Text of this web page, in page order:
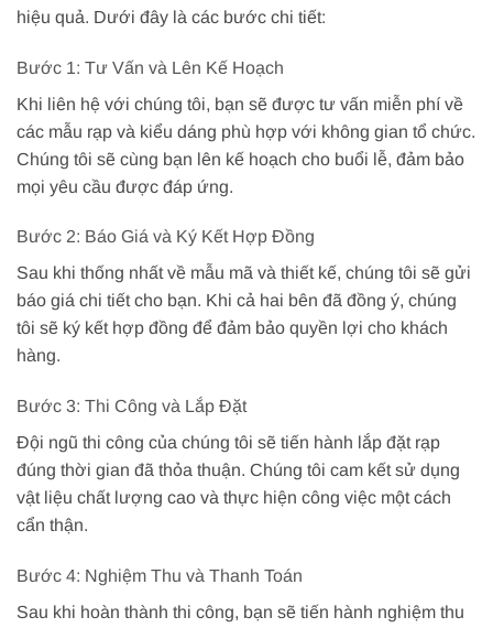
hiệu quả. Dưới đây là các bước chi tiết:
Bước 1: Tư Vấn và Lên Kế Hoạch
Khi liên hệ với chúng tôi, bạn sẽ được tư vấn miễn phí về
các mẫu rạp và kiểu dáng phù hợp với không gian tổ chức.
Chúng tôi sẽ cùng bạn lên kế hoạch cho buổi lễ, đảm bảo
mọi yêu cầu được đáp ứng.
Bước 2: Báo Giá và Ký Kết Hợp Đồng
Sau khi thống nhất về mẫu mã và thiết kế, chúng tôi sẽ gửi
báo giá chi tiết cho bạn. Khi cả hai bên đã đồng ý, chúng
tôi sẽ ký kết hợp đồng để đảm bảo quyền lợi cho khách
hàng.
Bước 3: Thi Công và Lắp Đặt
Đội ngũ thi công của chúng tôi sẽ tiến hành lắp đặt rạp
đúng thời gian đã thỏa thuận. Chúng tôi cam kết sử dụng
vật liệu chất lượng cao và thực hiện công việc một cách
cẩn thận.
Bước 4: Nghiệm Thu và Thanh Toán
Sau khi hoàn thành thi công, bạn sẽ tiến hành nghiệm thu